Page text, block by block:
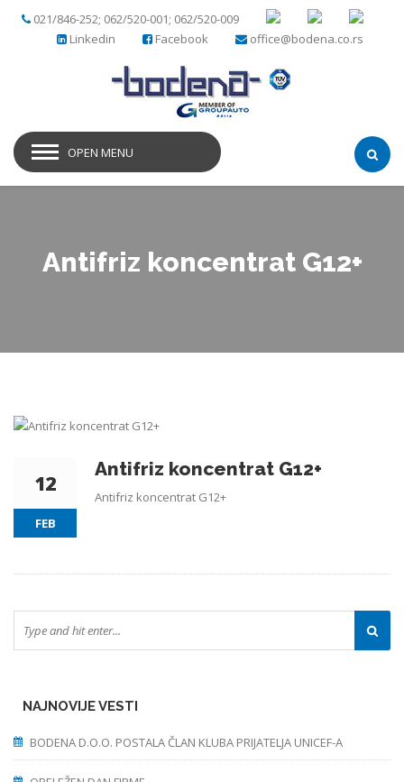
021/846-252; 062/520-001; 062/520-009
office@bodena.co.rs
Facebook
Linkedin
OPEN MENU
Antifriz koncentrat G12+
12
FEB
Antifriz koncentrat G12+
Antifriz koncentrat G12+
NAJNOVIJE VESTI
BODENA D.O.O. POSTALA ČLAN KLUBA PRIJATELJA UNICEF-A